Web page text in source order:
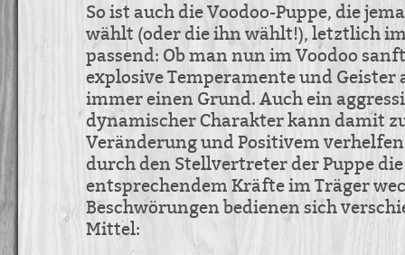
So ist auch die Voodoo-Puppe, die
wählt (oder die ihn wählt!), letztlich
passend: Ob man nun im Voodoo
explosive Temperamente und
immer einen Grund. Auch ein
dynamischer Charakter kann damit
Veränderung und Positivem
durch den Stellvertreter der Puppe die
entsprechendem Kräfte im Träger
Beschwörungen bedienen sich
Mittel: